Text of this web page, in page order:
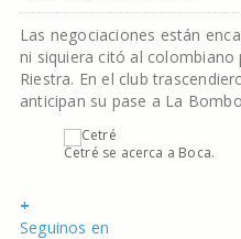
Las negociaciones están
ni siquiera citó al
Riestra. En el club
anticipan su pase a La
Cetré se acerca a Boca.
+
Seguinos en